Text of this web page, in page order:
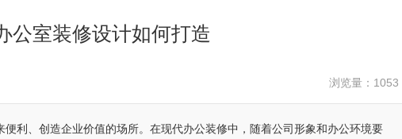
公室装修设计如何打造
浏览量： 1053
利、创造企业价值的场所。在现代办公装修中，随着公司形象和办公环境要